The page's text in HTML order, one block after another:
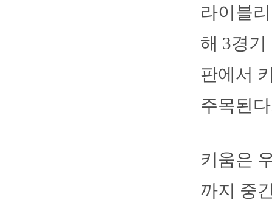
라이블
해 3경기
판에서
주목된
키움은
까지 중